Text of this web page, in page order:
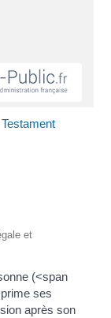
Testament
et
(<span
ses
après son